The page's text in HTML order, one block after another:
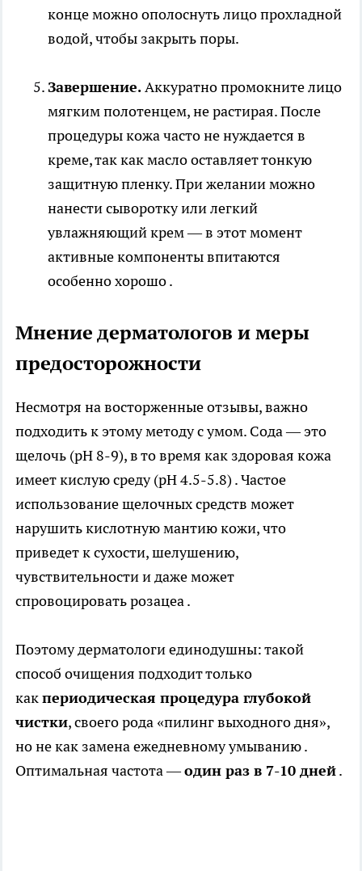
конце можно ополоснуть лицо прохладной
водой, чтобы закрыть поры.
Завершение.Аккуратно промокните лицо
мягким полотенцем, не растирая. После
процедуры кожа часто не нуждается в
креме, так как масло оставляет тонкую
защитную пленку. При желании можно
нанести сыворотку или легкий
увлажняющий крем — в этот момент
активные компоненты впитаются
особенно хорошо .
Мнение дерматологов и меры
предосторожности
Несмотря на восторженные отзывы, важно
подходить к этому методу с умом. Сода — это
щелочь (pH 8-9), в то время как здоровая кожа
имеет кислую среду (pH 4.5-5.8) . Частое
использование щелочных средств может
нарушить кислотную мантию кожи, что
приведет к сухости, шелушению,
чувствительности и даже может
спровоцировать розацеа .
Поэтому дерматологи единодушны: такой
способ очищения подходит только
какпериодическая процедура глубокой
чистки, своего рода «пилинг выходного дня»,
но не как замена ежедневному умыванию .
Оптимальная частота —один раз в 7-10 дней.